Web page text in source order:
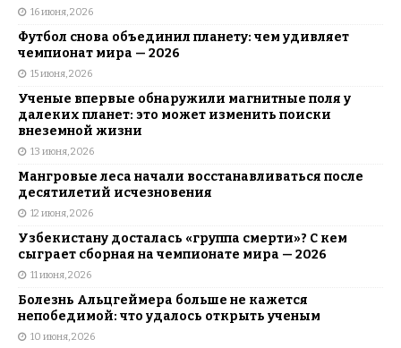
16 июня, 2026
Футбол снова объединил планету: чем удивляет
чемпионат мира — 2026
15 июня, 2026
Ученые впервые обнаружили магнитные поля у
далеких планет: это может изменить поиски
внеземной жизни
13 июня, 2026
Мангровые леса начали восстанавливаться после
десятилетий исчезновения
12 июня, 2026
Узбекистану досталась «группа смерти»? С кем
сыграет сборная на чемпионате мира — 2026
11 июня, 2026
Болезнь Альцгеймера больше не кажется
непобедимой: что удалось открыть ученым
10 июня, 2026